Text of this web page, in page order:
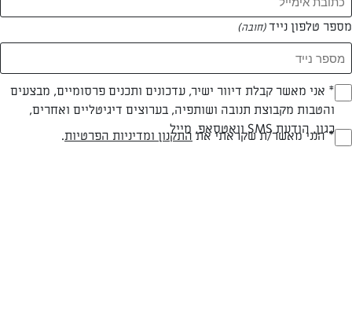
דף הבית תפריט מספר טלפון נייד(חובה)
(חובה)* אני מאשר קבלת דיוור ישיר, עדכונים ותכנים פרסומיים, מבצעים
והטבות מקבוצת תנובה ושותפיה, בערוצים דיגיטליים ואחרים,
כגון, הודעת SMS וואטסאפ, מייל(חובה)* הנני מאשר/ת שקראתי את התקנון ומדיניות הפרטיות.